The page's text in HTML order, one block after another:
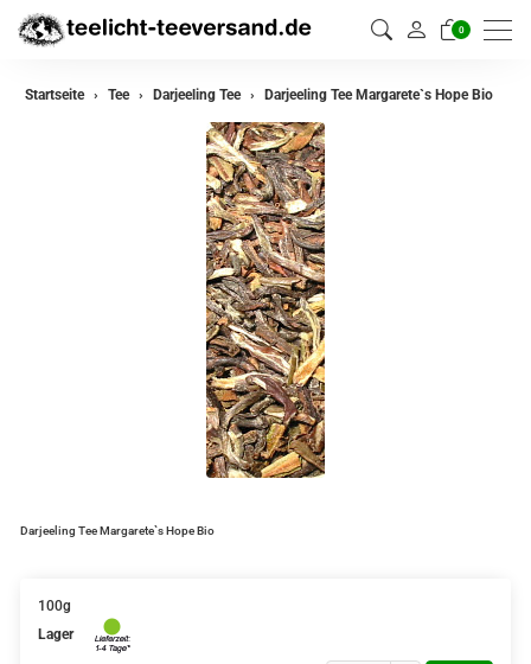
0
zurück
Grüner Tee aus Japan
Teemischungen
Startseite Tee Darjeeling Tee Darjeeling Tee Margarete`s Hope Bio
Darjeeling Tee Margarete`s Hope Bio
100g
Lager